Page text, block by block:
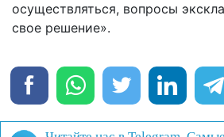
осуществляться, вопросы
свое решение».